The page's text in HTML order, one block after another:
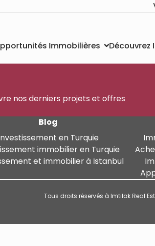
Immobilières Découvrez
nos derniers projets et offres
Blog
en Turquie
immobilier en Turquie
et immobilier à Istanbul
Tous droits réservés à Imtilak Real